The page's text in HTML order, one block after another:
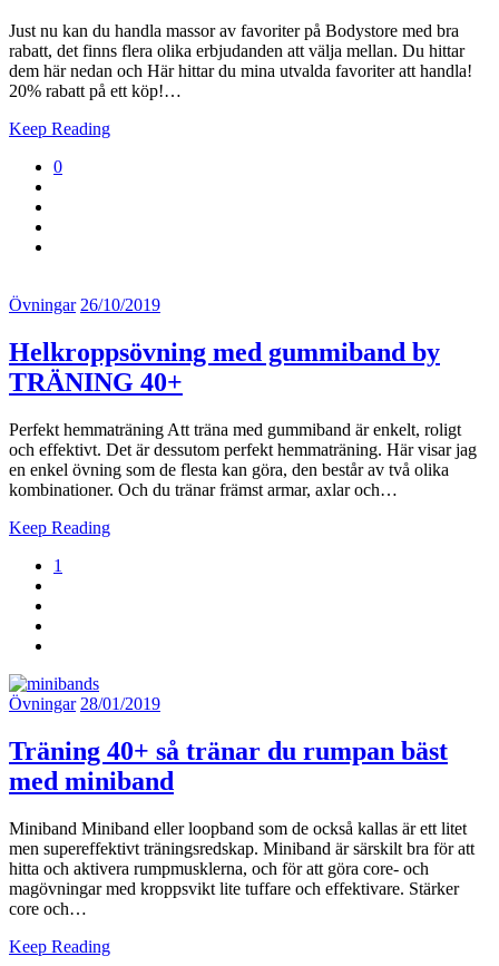
Just nu kan du handla massor av favoriter på Bodystore med bra
rabatt, det finns flera olika erbjudanden att välja mellan. Du hittar
dem här nedan och Här hittar du mina utvalda favoriter att handla!
20% rabatt på ett köp!…
Keep Reading
0
Övningar 26/10/2019
Helkroppsövning med gummiband by
TRÄNING 40+
Perfekt hemmaträning Att träna med gummiband är enkelt, roligt
och effektivt. Det är dessutom perfekt hemmaträning. Här visar jag
en enkel övning som de flesta kan göra, den består av två olika
kombinationer. Och du tränar främst armar, axlar och…
Keep Reading
1
Övningar 28/01/2019
Träning 40+ så tränar du rumpan bäst
med miniband
Miniband Miniband eller loopband som de också kallas är ett litet
men supereffektivt träningsredskap. Miniband är särskilt bra för att
hitta och aktivera rumpmusklerna, och för att göra core- och
magövningar med kroppsvikt lite tuffare och effektivare. Stärker
core och…
Keep Reading